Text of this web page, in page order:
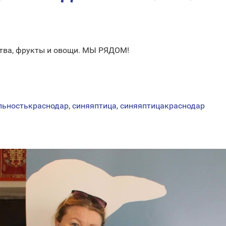
фрукты и овощи. МЫ РЯДОМ!
, синяяптица, синяяптицакраснодар